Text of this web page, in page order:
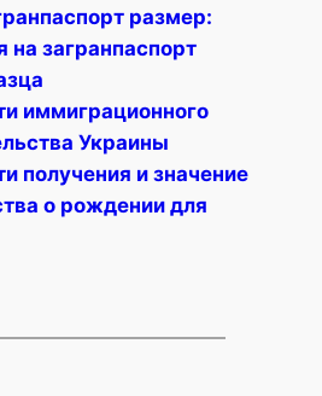
размер:
на загранпаспорт
иммиграционного
Украины
получения и значение
о рождении для